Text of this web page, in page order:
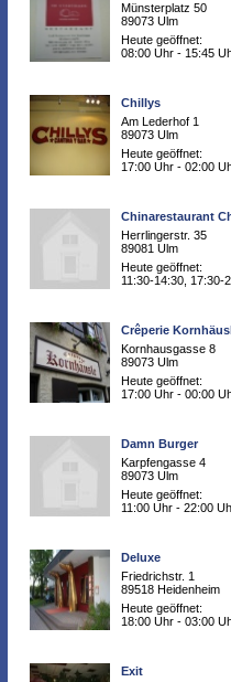
Münsterplatz 50
89073 Ulm
Heute geöffnet:
08:00 Uhr - 15:45
Chillys
Am Lederhof 1
89073 Ulm
Heute geöffnet:
17:00 Uhr - 02:00
Chinarestaurant
Herrlingerstr. 35
89081 Ulm
Heute geöffnet:
11:30-14:30, 17:30-
Crêperie
Kornhausgasse 8
89073 Ulm
Heute geöffnet:
17:00 Uhr - 00:00
Damn Burger
Karpfengasse 4
89073 Ulm
Heute geöffnet:
11:00 Uhr - 22:00
Deluxe
Friedrichstr. 1
89518 Heidenheim
Heute geöffnet:
18:00 Uhr - 03:00
Exit